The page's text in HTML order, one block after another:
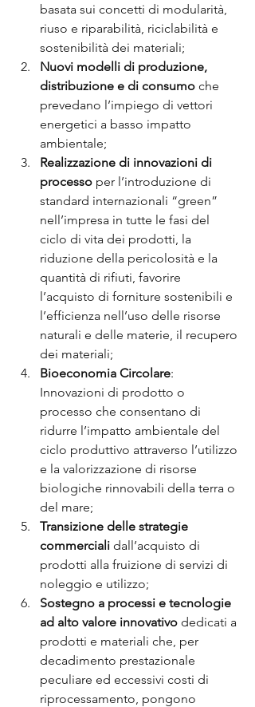
basata sui concetti di modularità,
riuso e riparabilità, riciclabilità e
sostenibilità dei materiali;
Nuovi modelli di produzione,
distribuzione e di consumo che
prevedano l’impiego di vettori
energetici a basso impatto
ambientale;
Realizzazione di innovazioni di
processo per l’introduzione di
standard internazionali “green”
nell’impresa in tutte le fasi del
ciclo di vita dei prodotti, la
riduzione della pericolosità e la
quantità di rifiuti, favorire
l’acquisto di forniture sostenibili e
l’efficienza nell’uso delle risorse
naturali e delle materie, il recupero
dei materiali;
Bioeconomia Circolare:
Innovazioni di prodotto o
processo che consentano di
ridurre l’impatto ambientale del
ciclo produttivo attraverso l’utilizzo
e la valorizzazione di risorse
biologiche rinnovabili della terra o
del mare;
Transizione delle strategie
commerciali dall’acquisto di
prodotti alla fruizione di servizi di
noleggio e utilizzo;
Sostegno a processi e tecnologie
ad alto valore innovativo dedicati a
prodotti e materiali che, per
decadimento prestazionale
peculiare ed eccessivi costi di
riprocessamento, pongono